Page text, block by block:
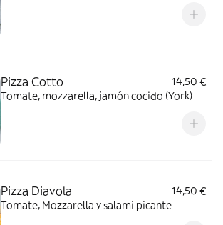
Pizza Cotto
14,50 €
Tomate, mozzarella, jamón cocido (York)
Pizza Diavola
14,50 €
Tomate, Mozzarella y salami picante